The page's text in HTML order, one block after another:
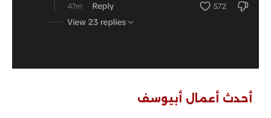
أحدث أعمال أبيوسف